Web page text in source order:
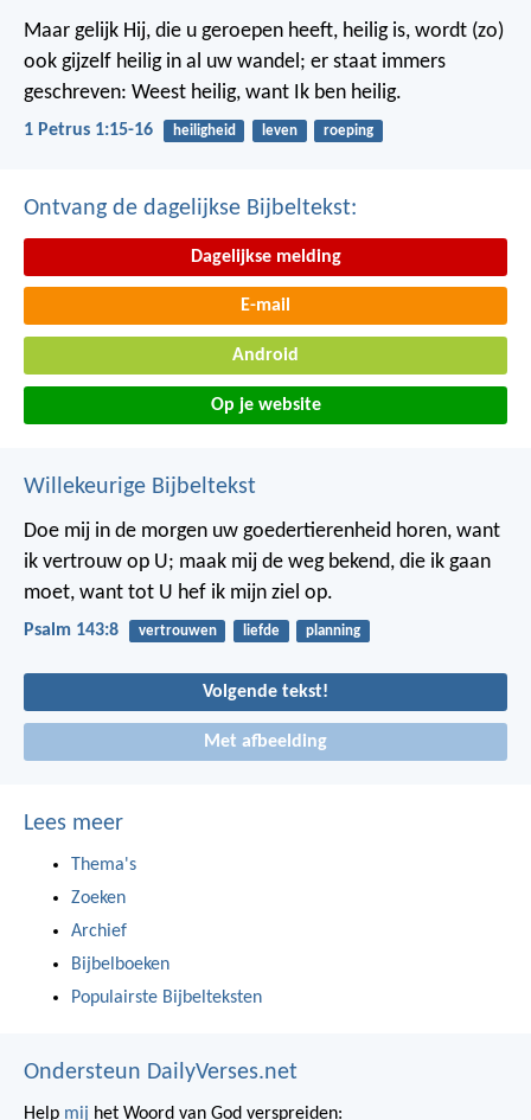
Maar gelijk Hij, die u geroepen heeft, heilig is, wordt (zo)
ook gijzelf heilig in al uw wandel; er staat immers
geschreven: Weest heilig, want Ik ben heilig.
1 Petrus 1:15-16 heiligheid leven roeping
Ontvang de dagelijkse Bijbeltekst:
Dagelijkse melding
E-mail
Android
Op je website
Willekeurige Bijbeltekst
Doe mij in de morgen uw goedertierenheid horen, want
ik vertrouw op U; maak mij de weg bekend, die ik gaan
moet, want tot U hef ik mijn ziel op.
Psalm 143:8 vertrouwen liefde planning
Volgende tekst!
Met afbeelding
Lees meer
Thema's
Zoeken
Archief
Bijbelboeken
Populairste Bijbelteksten
Ondersteun DailyVerses.net
Help mij het Woord van God verspreiden: